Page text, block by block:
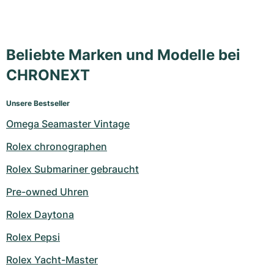
Beliebte Marken und Modelle bei
CHRONEXT
Unsere Bestseller
Omega Seamaster Vintage
Rolex chronographen
Rolex Submariner gebraucht
Pre-owned Uhren
Rolex Daytona
Rolex Pepsi
Rolex Yacht-Master